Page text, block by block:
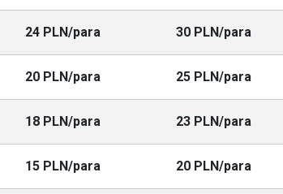
24 PLN/para 30 PLN/para
20 PLN/para 25 PLN/para
18 PLN/para 23 PLN/para
15 PLN/para 20 PLN/para